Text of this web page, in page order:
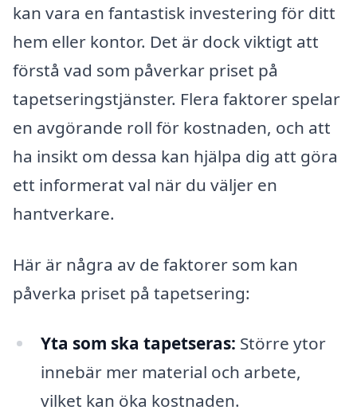
kan vara en fantastisk investering för ditt
hem eller kontor. Det är dock viktigt att
förstå vad som påverkar priset på
tapetseringstjänster. Flera faktorer spelar
en avgörande roll för kostnaden, och att
ha insikt om dessa kan hjälpa dig att göra
ett informerat val när du väljer en
hantverkare.
Här är några av de faktorer som kan
påverka priset på tapetsering:
Yta som ska tapetseras: Större ytor
innebär mer material och arbete,
vilket kan öka kostnaden.